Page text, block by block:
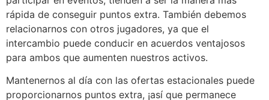
rápida de conseguir puntos extra. También debemos
relacionarnos con otros jugadores, ya que el
intercambio puede conducir en acuerdos ventajosos
para ambos que aumenten nuestros activos.
Mantenernos al día con las ofertas estacionales puede
proporcionarnos puntos extra, ¡así que permanece